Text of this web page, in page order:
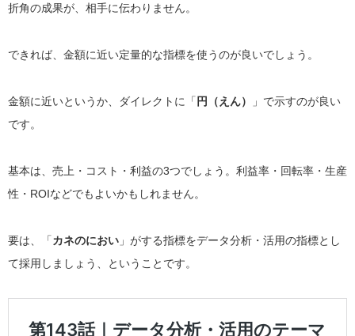
折角の成果が、相手に伝わりません。
できれば、金額に近い定量的な指標を使うのが良いでしょう。
金額に近いというか、ダイレクトに「 円（えん）
」で示すのが良い
です。
基本は、売上・コスト・利益の3つでしょう。利益率・回転率・生産
性・ROIなどでもよいかもしれません。
要は、「カネのにおい 」がする指標をデータ分析・活用の指標とし
て採用しましょう、ということです。